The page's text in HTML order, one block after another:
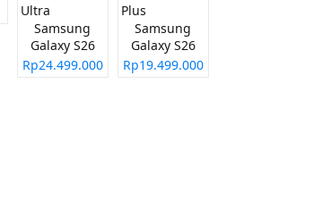
Samsung
Galaxy S26
Ultra
Rp24.499.000
Samsung
Galaxy S26
Plus
Rp19.499.000